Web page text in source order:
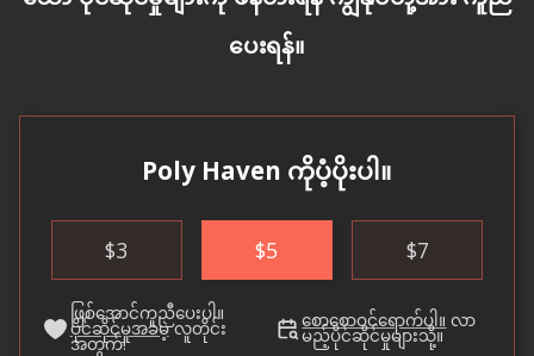
ပေးရန်။
Poly Haven ကိုပံ့ပိုးပါ။
$3 $5 $7
ဖြစ်အောင်ကူညီပေးပါ။
ပိုင်ဆိုင်မှုအခမဲ့လူတိုင်း
အတွက်!
စောစောဝင်ရောက်ပါ။ လာ
မည့်ပိုင်ဆိုင်မှုများသို့။